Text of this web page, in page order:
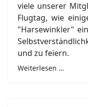
viele unserer
Flugtag, wie
"Harsewinkler"
und zu feiern.
Weiterlesen …